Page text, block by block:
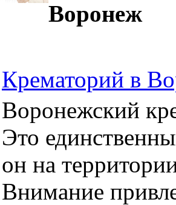
Воронеж
Крематорий в
Воронежский
Это
он на
Внимание